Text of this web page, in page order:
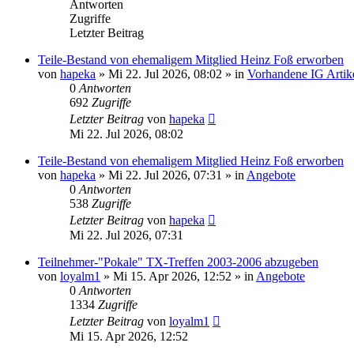
Antworten
Zugriffe
Letzter Beitrag
Teile-Bestand von ehemaligem Mitglied Heinz Foß erworben
von hapeka » Mi 22. Jul 2026, 08:02 » in Vorhandene IG
0 Antworten
692 Zugriffe
Letzter Beitrag von hapeka
Mi 22. Jul 2026, 08:02
Teile-Bestand von ehemaligem Mitglied Heinz Foß erworben
von hapeka » Mi 22. Jul 2026, 07:31 » in Angebote
0 Antworten
538 Zugriffe
Letzter Beitrag von hapeka
Mi 22. Jul 2026, 07:31
Teilnehmer-"Pokale" TX-Treffen 2003-2006 abzugeben
von loyalm1 » Mi 15. Apr 2026, 12:52 » in Angebote
0 Antworten
1334 Zugriffe
Letzter Beitrag von loyalm1
Mi 15. Apr 2026, 12:52